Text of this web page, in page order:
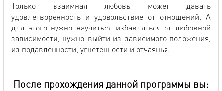
Только взаимная любовь может давать
удовлетворенность и удовольствие от отношений. А
для этого нужно научиться избавляться от любовной
зависимости, нужно выйти из зависимого положения,
из подавленности, угнетенности и отчаянья.
После прохождения данной программы вы: